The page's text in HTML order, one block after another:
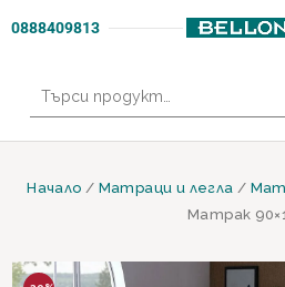
0888409813
за:
Начало / Матраци и легла /
Матрак